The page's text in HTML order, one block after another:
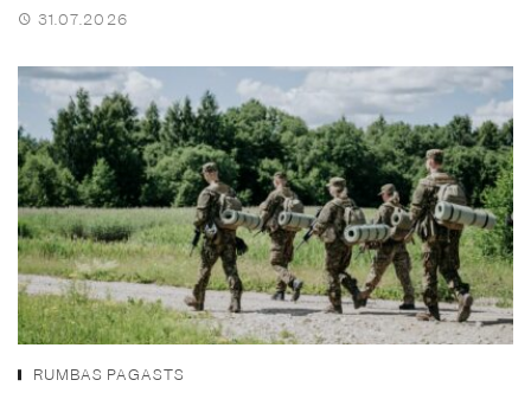
31.07.2026
RUMBAS PAGASTS